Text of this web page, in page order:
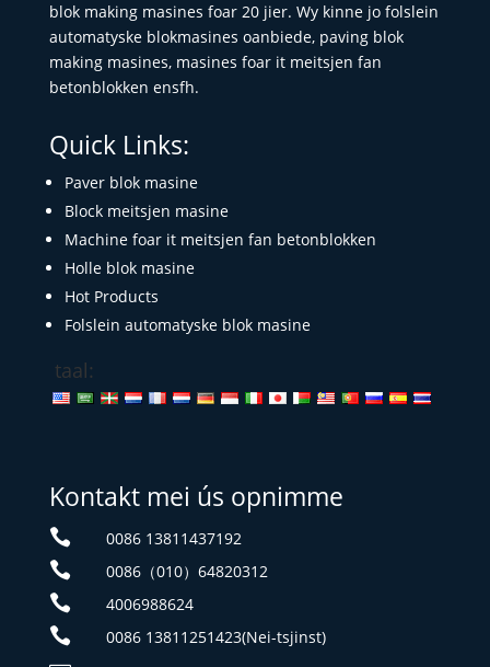
blok making masines foar 20 jier. Wy kinne jo folslein
automatyske blokmasines oanbiede, paving blok
making masines, masines foar it meitsjen fan
betonblokken ensfh.
Quick Links:
Paver blok masine
Block meitsjen masine
Machine foar it meitsjen fan betonblokken
Holle blok masine
Hot Products
Folslein automatyske blok masine
taal:
Kontakt mei ús opnimme
 0086 13811437192
 0086（010）64820312
 4006988624
 0086 13811251423(Nei-tsjinst)